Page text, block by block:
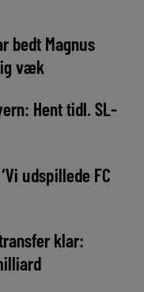
bedt Magnus
væk
Hent tidl. SL-
udspillede FC
klar: